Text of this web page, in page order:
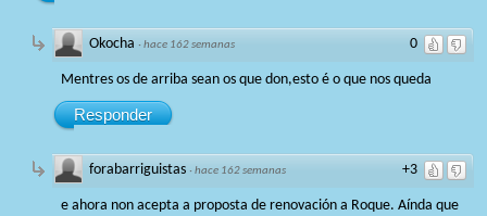
0
Okocha ·hace 162 semanas
Mentres os de arriba sean os que don,esto é o que nos queda
Responder
+3
forabarriguistas ·hace 162 semanas
e ahora non acepta a proposta de renovación a Roque. Aínda que